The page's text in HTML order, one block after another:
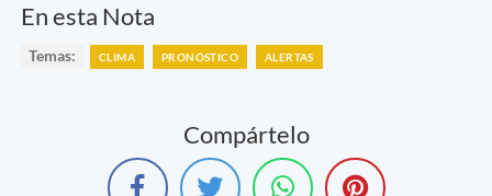
En esta Nota
Temas: CLIMA PRONÓSTICO ALERTAS
Compártelo